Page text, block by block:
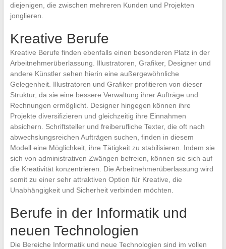
diejenigen, die zwischen mehreren Kunden und Projekten
jonglieren.
Kreative Berufe
Kreative Berufe finden ebenfalls einen besonderen Platz in der
Arbeitnehmerüberlassung. Illustratoren, Grafiker, Designer und
andere Künstler sehen hierin eine außergewöhnliche
Gelegenheit. Illustratoren und Grafiker profitieren von dieser
Struktur, da sie eine bessere Verwaltung ihrer Aufträge und
Rechnungen ermöglicht. Designer hingegen können ihre
Projekte diversifizieren und gleichzeitig ihre Einnahmen
absichern. Schriftsteller und freiberufliche Texter, die oft nach
abwechslungsreichen Aufträgen suchen, finden in diesem
Modell eine Möglichkeit, ihre Tätigkeit zu stabilisieren. Indem sie
sich von administrativen Zwängen befreien, können sie sich auf
die Kreativität konzentrieren. Die Arbeitnehmerüberlassung wird
somit zu einer sehr attraktiven Option für Kreative, die
Unabhängigkeit und Sicherheit verbinden möchten.
Berufe in der Informatik und
neuen Technologien
Die Bereiche Informatik und neue Technologien sind im vollen